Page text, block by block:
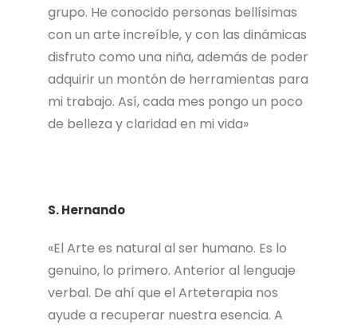
es mágica y ha creado algo único. Ha creado
hogar y, sin duda, recomiendo Arteterapia,
recomiendo El Recreo y a María, porque sin ella
todo este camino que llevo andado no
hubiera sido posible.
Gracias, os quiero.
grupo. He conocido personas bellísimas
con un arte increíble, y con las dinámicas
disfruto como una niña, además de poder
adquirir un montón de herramientas para
mi trabajo. Así, cada mes pongo un poco
de belleza y claridad en mi vida»
S. Hernando
«El Arte es natural al ser humano. Es lo
genuino, lo primero. Anterior al lenguaje
verbal. De ahí que el Arteterapia nos
ayude a recuperar nuestra esencia. A